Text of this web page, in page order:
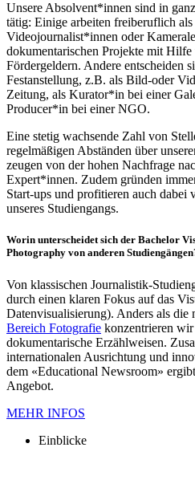
Unsere Absolvent*innen sind in
tätig: Einige arbeiten freiberuflich
Videojournalist*innen oder
dokumentarischen Projekte mit
Fördergeldern. Andere entscheiden
Festanstellung, z.B. als Bild-oder
Zeitung, als Kurator*in bei einer
Producer*in bei einer NGO.
Eine stetig wachsende Zahl von
regelmäßigen Abständen über
zeugen von der hohen Nachfrage
Expert*innen. Zudem gründen
Start-ups und profitieren auch
unseres Studiengangs.
Worin unterscheidet sich der Bachelor
Photography von anderen
Von klassischen Journalistik-
durch einen klaren Fokus auf das
Datenvisualisierung). Anders als die
Bereich Fotografie konzentrieren
dokumentarische Erzählweisen.
internationalen Ausrichtung und
dem «Educational Newsroom»
Angebot.
MEHR INFOS
Einblicke